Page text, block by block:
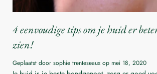
4 eenvoudige tips om je huid er
zien!
Geplaatst door sophie trenteseaux op mei 18, 2020